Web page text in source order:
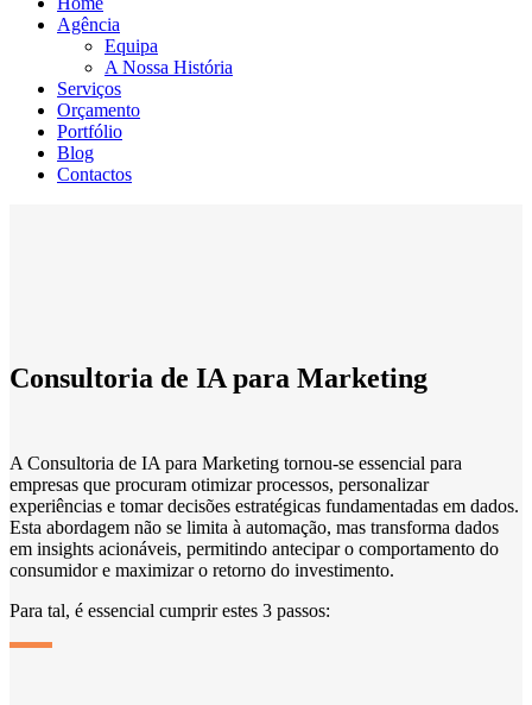
Agência
Equipa
A Nossa História
Serviços
Orçamento
Portfólio
Blog
Contactos
Consultoria de IA para Marketing
A Consultoria de IA para Marketing tornou-se essencial para
empresas que procuram otimizar processos, personalizar
experiências e tomar decisões estratégicas fundamentadas em dados.
Esta abordagem não se limita à automação, mas transforma dados
em insights acionáveis, permitindo antecipar o comportamento do
consumidor e maximizar o retorno do investimento.
Para tal, é essencial cumprir estes 3 passos: